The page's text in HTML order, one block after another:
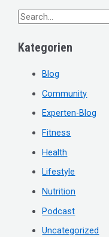
S
cKategorien
Blog
Community
Experten-Blog
Fitness
Health
Lifestyle
Nutrition
Podcast
Uncategorized